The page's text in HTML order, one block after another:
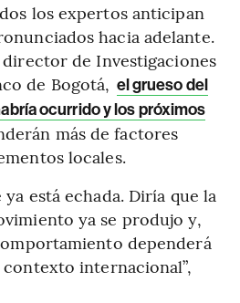
los expertos anticipan
hacia adelante.
director de Investigaciones
de Bogotá, el grueso del
ocurrido y los próximos
más de factores
locales.
está echada. Diría que la
ya se produjo y,
dependerá
internacional”,